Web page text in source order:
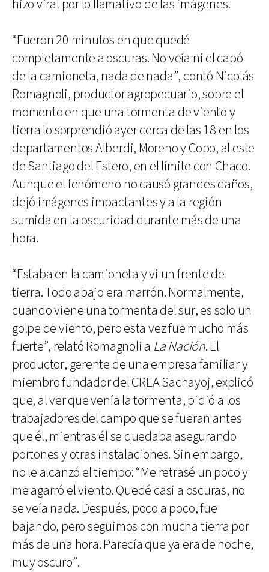
hizo viral por lo llamativo de las imágenes.
“Fueron 20 minutos en que quedé
completamente a oscuras. No veía ni el capó
de la camioneta, nada de nada”, contó Nicolás
Romagnoli, productor agropecuario, sobre el
momento en que una tormenta de viento y
tierra lo sorprendió ayer cerca de las 18 en los
departamentos Alberdi, Moreno y Copo, al este
de Santiago del Estero, en el límite con Chaco.
Aunque el fenómeno no causó grandes daños,
dejó imágenes impactantes y a la región
sumida en la oscuridad durante más de una
hora.
“Estaba en la camioneta y vi un frente de
tierra. Todo abajo era marrón. Normalmente,
cuando viene una tormenta del sur, es solo un
golpe de viento, pero esta vez fue mucho más
fuerte”, relató Romagnoli a La Nación. El
productor, gerente de una empresa familiar y
miembro fundador del CREA Sachayoj, explicó
que, al ver que venía la tormenta, pidió a los
trabajadores del campo que se fueran antes
que él, mientras él se quedaba asegurando
portones y otras instalaciones. Sin embargo,
no le alcanzó el tiempo: “Me retrasé un poco y
me agarró el viento. Quedé casi a oscuras, no
se veía nada. Después, poco a poco, fue
bajando, pero seguimos con mucha tierra por
más de una hora. Parecía que ya era de noche,
muy oscuro”.